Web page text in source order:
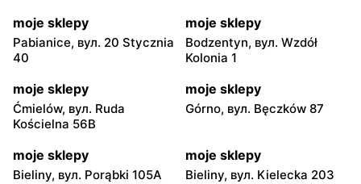
moje sklepy
Pabianice, вул. 20 Stycznia
40
moje sklepy
Bodzentyn, вул. Wzdół
Kolonia 1
moje sklepy
Ćmielów, вул. Ruda
Kościelna 56B
moje sklepy
Górno, вул. Bęczków 87
moje sklepy
Bieliny, вул. Porąbki 105A
moje sklepy
Bieliny, вул. Kielecka 203